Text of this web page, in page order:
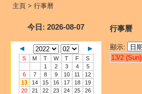
主頁 > 行事曆
今日 : 2026-08-07
S M T W T F
S
1
2 3 4
5
6
7 8 9 10 11
12
13
14 15 16 17 18
19
20
21 22 23 24 25
26
行事曆
顯示:
13/2 (Sun)